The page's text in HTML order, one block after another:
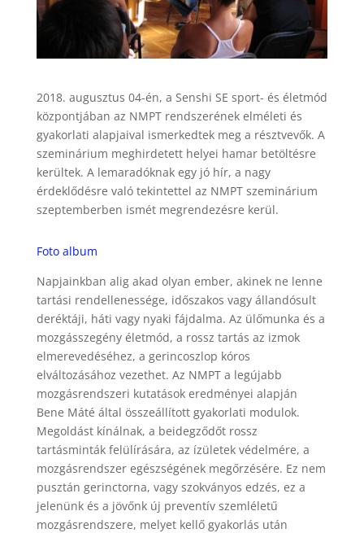
2018. augusztus 04-én, a Senshi SE sport- és életmód
központjában az NMPT rendszerének elméleti és
gyakorlati alapjaival ismerkedtek meg a résztvevők. A
szeminárium meghirdetett helyei hamar betöltésre
kerültek. A lemaradóknak egy jó hír, a nagy
érdeklődésre való tekintettel az NMPT szeminárium
szeptemberben ismét megrendezésre kerül.
Foto album
Napjainkban alig akad olyan ember, akinek ne lenne
tartási rendellenessége, időszakos vagy állandósult
deréktáji, háti vagy nyaki fájdalma. Az ülőmunka és a
mozgásszegény életmód, a rossz tartás az izmok
elmerevedéséhez, a gerincoszlop kóros
elváltozásához vezethet. Az NMPT a legújabb
mozgásrendszeri kutatások eredményei alapján
Bene Máté által összeállított gyakorlati modulok.
Megoldást kínálnak, a beidegződőt rossz
tartásminták felülírására, az ízületek védelmére, a
mozgásrendszer egészségének megőrzésére. Ez nem
pusztán gerinctorna, vagy szokványos edzés, ez a
jelenünk és a jövőnk új preventív szemléletű
mozgásrendszere, melyet kellő gyakorlás után